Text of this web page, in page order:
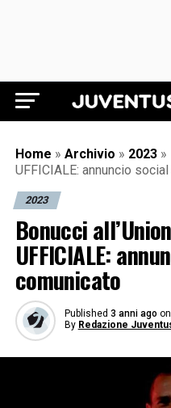
Home » Archivio » 2023 »
UFFICIALE: annuncio
2023
Bonucci
UFFICIALE:
comunicato
Published 3 anni ago on
By Redazione